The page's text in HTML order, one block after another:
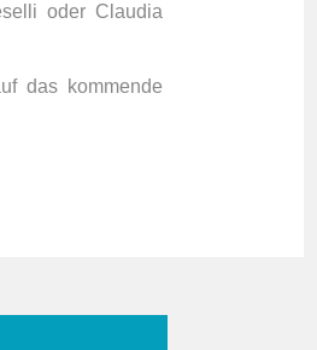
oder Claudia
das kommende